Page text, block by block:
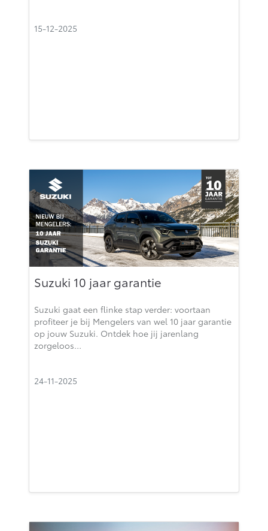
15-12-2025
Suzuki 10 jaar garantie
Suzuki gaat een flinke stap verder: voortaan
profiteer je bij Mengelers van wel 10 jaar garantie
op jouw Suzuki. Ontdek hoe jij jarenlang
zorgeloos…
24-11-2025